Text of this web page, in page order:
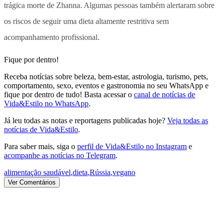
trágica morte de Zhanna. Algumas pessoas também alertaram sobre
os riscos de seguir uma dieta altamente restritiva sem
acompanhamento profissional.
Fique por dentro!
Receba notícias sobre beleza, bem-estar, astrologia, turismo, pets,
comportamento, sexo, eventos e gastronomia no seu WhatsApp e
fique por dentro de tudo! Basta acessar o canal de notícias de
Vida&Estilo no WhatsApp.
Já leu todas as notas e reportagens publicadas hoje? Veja todas as
notícias de Vida&Estilo.
Para saber mais, siga o perfil de Vida&Estilo no Instagram e
acompanhe as notícias no Telegram.
alimentação saudável,dieta,Rússia,vegano
Ver Comentários